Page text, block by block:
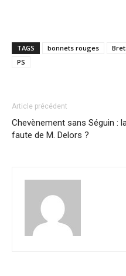
TAGS bonnets rouges
PS
Article précédent
Chevènement sans Séguin :
faute de M. Delors ?